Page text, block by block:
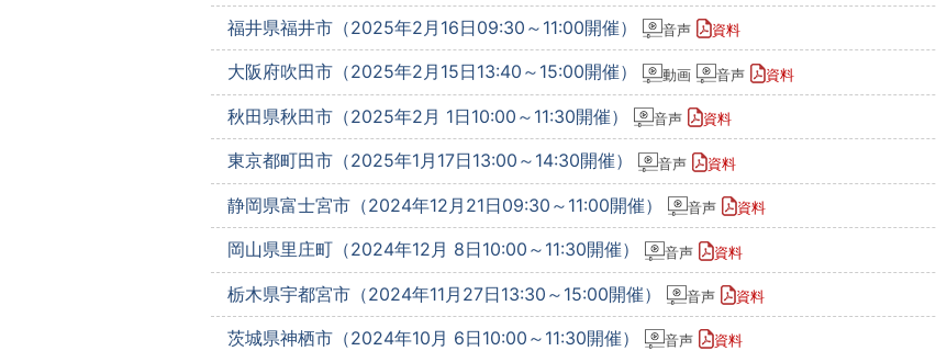
福井県福井市（2025年2月16日09:30～11:00開催） 音声 資料
大阪府吹田市（2025年2月15日13:40～15:00開催） 動画 音声 資料
秋田県秋田市（2025年2月 1日10:00～11:30開催） 音声 資料
東京都町田市（2025年1月17日13:00～14:30開催） 音声 資料
静岡県富士宮市（2024年12月21日09:30～11:00開催） 音声 資料
岡山県里庄町（2024年12月 8日10:00～11:30開催） 音声 資料
栃木県宇都宮市（2024年11月27日13:30～15:00開催） 音声 資料
茨城県神栖市（2024年10月 6日10:00～11:30開催） 音声 資料